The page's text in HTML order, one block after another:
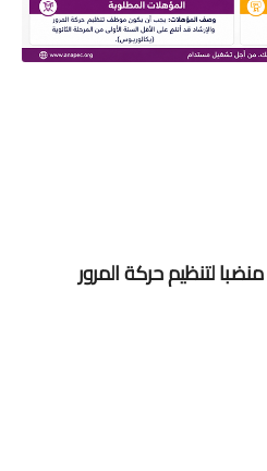
وكالة الانابيك : مطلوب 60 منضبا لتنظيم حركة المرور